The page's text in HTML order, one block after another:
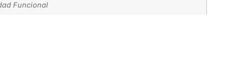
Funcional